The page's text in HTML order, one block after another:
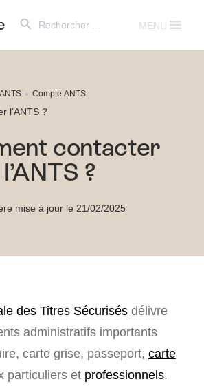
for:
MENU
ANTS Compte ANTS
l’ANTS ?
contacter
l’ANTS ?
mise à jour le 21/02/2025
des Titres Sécurisés délivre
administratifs importants
carte grise, passeport, carte
particuliers et professionnels.